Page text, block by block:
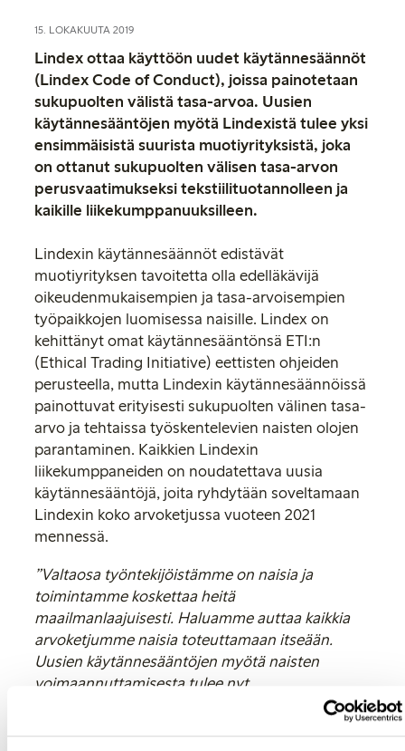
15. LOKAKUUTA 2019
Lindex ottaa käyttöön uudet käytännesäännöt
(Lindex Code of Conduct), joissa painotetaan
sukupuolten välistä tasa-arvoa. Uusien
käytännesääntöjen myötä Lindexistä tulee yksi
ensimmäisistä suurista muotiyrityksistä, joka
on ottanut sukupuolten välisen tasa-arvon
perusvaatimukseksi tekstiilituotannolleen ja
kaikille liikekumppanuuksilleen.
Lindexin käytännesäännöt edistävät
muotiyrityksen tavoitetta olla edelläkävijä
oikeudenmukaisempien ja tasa-arvoisempien
työpaikkojen luomisessa naisille. Lindex on
kehittänyt omat käytännesääntönsä ETI:n
(Ethical Trading Initiative) eettisten ohjeiden
perusteella, mutta Lindexin käytännesäännöissä
painottuvat erityisesti sukupuolten välinen tasa-
arvo ja tehtaissa työskentelevien naisten olojen
parantaminen. Kaikkien Lindexin
liikekumppaneiden on noudatettava uusia
käytännesääntöjä, joita ryhdytään soveltamaan
Lindexin koko arvoketjussa vuoteen 2021
mennessä.
”Valtaosa työntekijöistämme on naisia ja
toimintamme koskettaa heitä
maailmanlaajuisesti. Haluamme auttaa kaikkia
arvoketjumme naisia toteuttamaan itseään.
Uusien käytännesääntöjen myötä naisten
voimaannuttamisesta tulee nyt
kumppanuuksiemme perusvaatimus. Yhdessä
tavarantoimittajien ja liikekumppaneiden kanssa